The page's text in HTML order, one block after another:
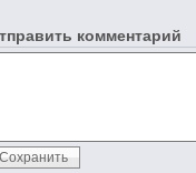
комментарий